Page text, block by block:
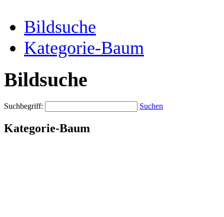
Bildsuche
Kategorie-Baum
Bildsuche
Suchbegriff: Suchen
Kategorie-Baum